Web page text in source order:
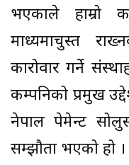
भएकाले हाम्रो
माध्यमाचुस्त
कारोवार गर्ने
कम्पनिको प्रमुख
नेपाल पेमेन्ट
सम्झौता भएको हो ।